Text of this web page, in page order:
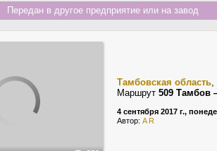
Передан в другое предприятие или на завод
Тамбовская область,
Маршрут 509 Тамбов
4 сентября 2017 г.,
Автор: A R